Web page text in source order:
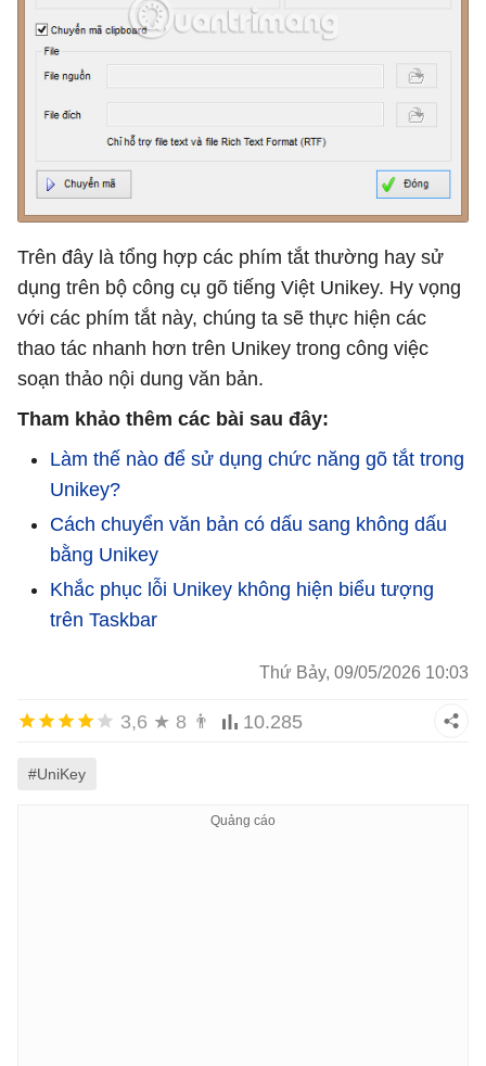
Trên đây là tổng hợp các phím tắt thường hay sử
dụng trên bộ công cụ gõ tiếng Việt Unikey. Hy vọng
với các phím tắt này, chúng ta sẽ thực hiện các
thao tác nhanh hơn trên Unikey trong công việc
soạn thảo nội dung văn bản.
Tham khảo thêm các bài sau đây:
Làm thế nào để sử dụng chức năng gõ tắt trong
Unikey?
Cách chuyển văn bản có dấu sang không dấu
bằng Unikey
Khắc phục lỗi Unikey không hiện biểu tượng
trên Taskbar
Thứ Bảy, 09/05/2026 10:03
3,6 ★ 8 👨 10.285
#UniKey